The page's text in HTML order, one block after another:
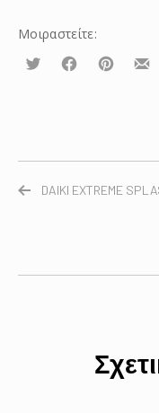
Μοιραστείτε:
Τουίτα Μοιραστείτε
DAIKI EXTREME